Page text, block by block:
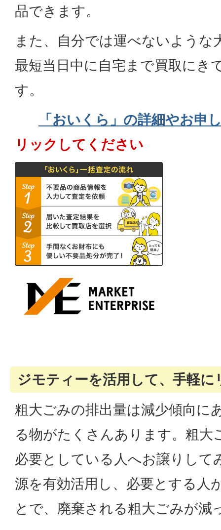
品できます。
また、自分では運べないような
最短当日中に自宅まで買取にき
す。
「おいくら」の詳細やお申
リックしてください
ジモティーを活用して、手軽
粗大ごみの排出量は減少傾向に
る物がたくさんあります。粗大
必要としている人へお譲りして
源を有効活用し、必要とする人
とで、廃棄される粗大ごみが減